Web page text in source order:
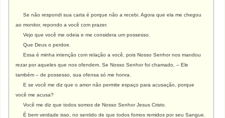
Se não respondi sua carta é porque não a recebi. Agora que ela me chegou
ao monitor, repondo a você com prazer.
Vejo que você me odeia e me considera um possesso.
Que Deus o perdoe.
Essa é minha intenção com relação a você, pois Nosso Senhor nos mandou
rezar por aqueles que nos ofendem. Se Nosso Senhor foi chamado, -- Ele
também – de possesso, sua ofensa só me honra.
E se você me diz que o amor não permite espaço para acusação, porque
você me acusa?
Você me diz que todos somos de Nosso Senhor Jesus Cristo.
É bem verdade isso, no sentido de que todos fomos remidos por seu Sangue.